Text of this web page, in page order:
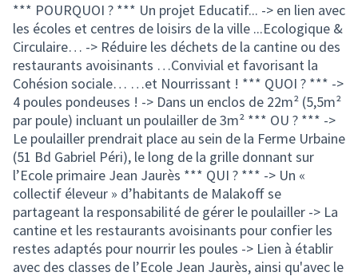
*** POURQUOI ? *** Un projet Educatif... -> en lien avec
les écoles et centres de loisirs de la ville ...Ecologique &
Circulaire… -> Réduire les déchets de la cantine ou des
restaurants avoisinants …Convivial et favorisant la
Cohésion sociale… …et Nourrissant ! *** QUOI ? *** ->
4 poules pondeuses ! -> Dans un enclos de 22m² (5,5m²
par poule) incluant un poulailler de 3m² *** OU ? *** ->
Le poulailler prendrait place au sein de la Ferme Urbaine
(51 Bd Gabriel Péri), le long de la grille donnant sur
l’Ecole primaire Jean Jaurès *** QUI ? *** -> Un «
collectif éleveur » d’habitants de Malakoff se
partageant la responsabilité de gérer le poulailler -> La
cantine et les restaurants avoisinants pour confier les
restes adaptés pour nourrir les poules -> Lien à établir
avec des classes de l’Ecole Jean Jaurès, ainsi qu'avec le